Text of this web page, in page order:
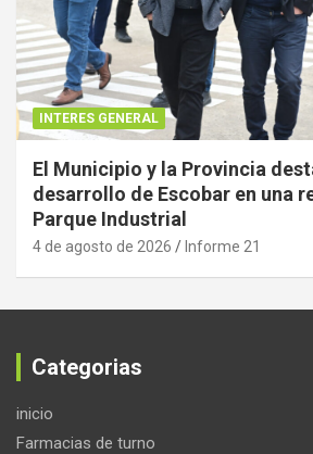
INTERES GENERAL
El Municipio y la Provincia
desarrollo de Escobar en una
Parque Industrial
4 de agosto de 2026 Informe 21
Categorias
inicio
Farmacias de turno